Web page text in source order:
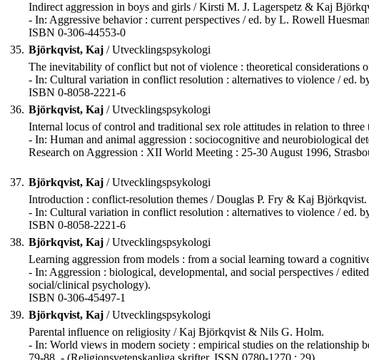
Indirect aggression in boys and girls / Kirsti M. J. Lagerspetz & Kaj
- In: Aggressive behavior : current perspectives / ed. by L. Rowell
ISBN 0-306-44553-0
35. Björkqvist, Kaj / Utvecklingspsykologi
The inevitability of conflict but not of violence : theoretical considerations
- In: Cultural variation in conflict resolution : alternatives to violence / ed.
ISBN 0-8058-2221-6
36. Björkqvist, Kaj / Utvecklingspsykologi
Internal locus of control and traditional sex role attitudes in relation to
- In: Human and animal aggression : sociocognitive and neurobiological
Research on Aggression : XII World Meeting : 25-30 August 1996,
37. Björkqvist, Kaj / Utvecklingspsykologi
Introduction : conflict-resolution themes / Douglas P. Fry & Kaj Björkqvist.
- In: Cultural variation in conflict resolution : alternatives to violence / ed.
ISBN 0-8058-2221-6
38. Björkqvist, Kaj / Utvecklingspsykologi
Learning aggression from models : from a social learning toward a
- In: Aggression : biological, developmental, and social perspectives /
social/clinical psychology).
ISBN 0-306-45497-1
39. Björkqvist, Kaj / Utvecklingspsykologi
Parental influence on religiosity / Kaj Björkqvist & Nils G. Holm.
- In: World views in modern society : empirical studies on the